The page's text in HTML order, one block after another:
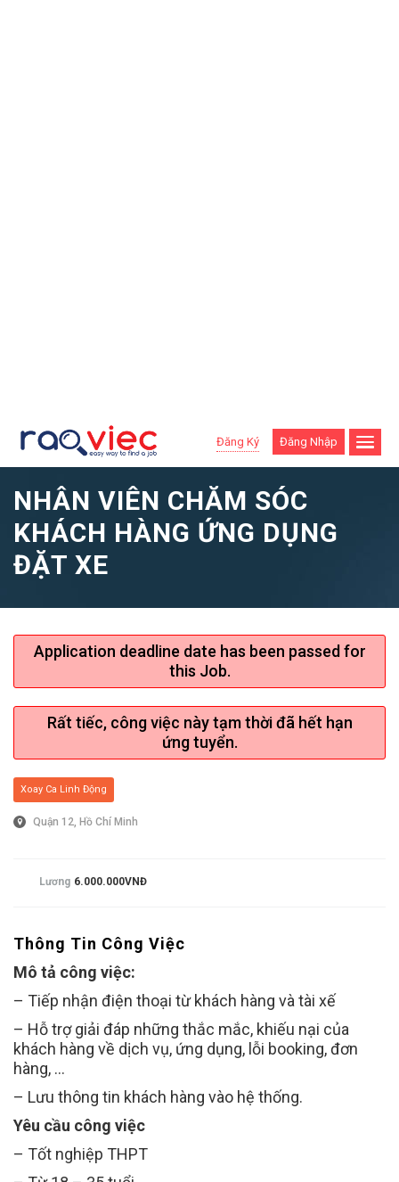
Đăng Ký Đăng Nhập
NHÂN VIÊN CHĂM SÓC
KHÁCH HÀNG ỨNG DỤNG
ĐẶT XE
Application deadline date has been passed for
this Job.
Rất tiếc, công việc này tạm thời đã hết hạn
ứng tuyển.
Xoay Ca Linh Động
Quận 12, Hồ Chí Minh
Lương 6.000.000VNĐ
Thông Tin Công Việc
Mô tả công việc:
– Tiếp nhận điện thoại từ khách hàng và tài xế
– Hỗ trợ giải đáp những thắc mắc, khiếu nại của
khách hàng về dịch vụ, ứng dụng, lỗi booking, đơn
hàng, …
– Lưu thông tin khách hàng vào hệ thống.
Yêu cầu công việc
– Tốt nghiệp THPT